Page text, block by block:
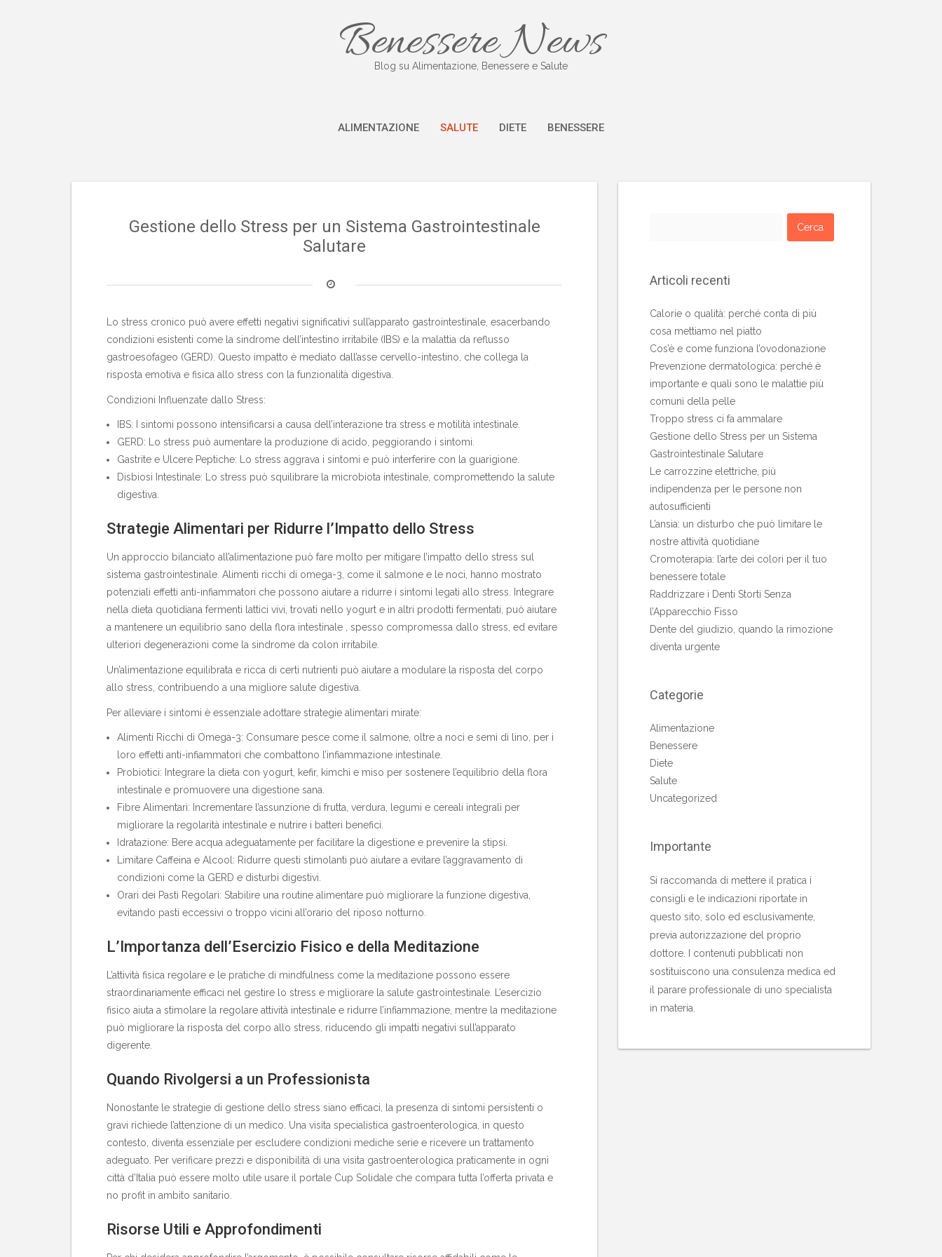
Benessere News
Blog su Alimentazione, Benessere e Salute
ALIMENTAZIONE SALUTE DIETE BENESSERE
Gestione dello Stress per un Sistema Gastrointestinale
Salutare
Lo stress cronico può avere effetti negativi significativi sull’apparato gastrointestinale, esacerbando
condizioni esistenti come la sindrome dell’intestino irritabile (IBS) e la malattia da reflusso
gastroesofageo (GERD). Questo impatto è mediato dall’asse cervello-intestino, che collega la
risposta emotiva e fisica allo stress con la funzionalità digestiva.
Condizioni Influenzate dallo Stress:
IBS: I sintomi possono intensificarsi a causa dell’interazione tra stress e motilità intestinale.
GERD: Lo stress può aumentare la produzione di acido, peggiorando i sintomi.
Gastrite e Ulcere Peptiche: Lo stress aggrava i sintomi e può interferire con la guarigione.
Disbiosi Intestinale: Lo stress può squilibrare la microbiota intestinale, compromettendo la salute
digestiva.
Strategie Alimentari per Ridurre l’Impatto dello Stress
Un approccio bilanciato all’alimentazione può fare molto per mitigare l’impatto dello stress sul
sistema gastrointestinale. Alimenti ricchi di omega-3, come il salmone e le noci, hanno mostrato
potenziali effetti anti-infiammatori che possono aiutare a ridurre i sintomi legati allo stress. Integrare
nella dieta quotidiana fermenti lattici vivi, trovati nello yogurt e in altri prodotti fermentati, può aiutare
a mantenere un equilibrio sano della flora intestinale , spesso compromessa dallo stress, ed evitare
ulteriori degenerazioni come la sindrome da colon irritabile.
Un’alimentazione equilibrata e ricca di certi nutrienti può aiutare a modulare la risposta del corpo
allo stress, contribuendo a una migliore salute digestiva.
Per alleviare i sintomi è essenziale adottare strategie alimentari mirate:
Alimenti Ricchi di Omega-3: Consumare pesce come il salmone, oltre a noci e semi di lino, per i
loro effetti anti-infiammatori che combattono l’infiammazione intestinale.
Probiotici: Integrare la dieta con yogurt, kefir, kimchi e miso per sostenere l’equilibrio della flora
intestinale e promuovere una digestione sana.
Fibre Alimentari: Incrementare l’assunzione di frutta, verdura, legumi e cereali integrali per
migliorare la regolarità intestinale e nutrire i batteri benefici.
Idratazione: Bere acqua adeguatamente per facilitare la digestione e prevenire la stipsi.
Limitare Caffeina e Alcool: Ridurre questi stimolanti può aiutare a evitare l’aggravamento di
condizioni come la GERD e disturbi digestivi.
Orari dei Pasti Regolari: Stabilire una routine alimentare può migliorare la funzione digestiva,
evitando pasti eccessivi o troppo vicini all’orario del riposo notturno.
L’Importanza dell’Esercizio Fisico e della Meditazione
L’attività fisica regolare e le pratiche di mindfulness come la meditazione possono essere
straordinariamente efficaci nel gestire lo stress e migliorare la salute gastrointestinale. L’esercizio
fisico aiuta a stimolare la regolare attività intestinale e ridurre l’infiammazione, mentre la meditazione
può migliorare la risposta del corpo allo stress, riducendo gli impatti negativi sull’apparato
digerente.
Quando Rivolgersi a un Professionista
Nonostante le strategie di gestione dello stress siano efficaci, la presenza di sintomi persistenti o
gravi richiede l’attenzione di un medico. Una visita specialistica gastroenterologica, in questo
contesto, diventa essenziale per escludere condizioni mediche serie e ricevere un trattamento
adeguato. Per verificare prezzi e disponibilità di una visita gastroenterologica praticamente in ogni
città d’Italia può essere molto utile usare il portale Cup Solidale che compara tutta l’offerta privata e
no profit in ambito sanitario.
Risorse Utili e Approfondimenti
Articoli recenti
Calorie o qualità: perché conta di più
cosa mettiamo nel piatto
Cos’è e come funziona l’ovodonazione
Prevenzione dermatologica: perché è
importante e quali sono le malattie più
comuni della pelle
Troppo stress ci fa ammalare
Gestione dello Stress per un Sistema
Gastrointestinale Salutare
Le carrozzine elettriche, più
indipendenza per le persone non
autosufficienti
L’ansia: un disturbo che può limitare le
nostre attività quotidiane
Cromoterapia: l’arte dei colori per il tuo
benessere totale
Raddrizzare i Denti Storti Senza
l’Apparecchio Fisso
Dente del giudizio, quando la rimozione
diventa urgente
Categorie
Alimentazione
Benessere
Diete
Salute
Uncategorized
Importante
Si raccomanda di mettere il pratica i
consigli e le indicazioni riportate in
questo sito, solo ed esclusivamente,
previa autorizzazione del proprio
dottore. I contenuti pubblicati non
sostituiscono una consulenza medica ed
il parare professionale di uno specialista
in materia.